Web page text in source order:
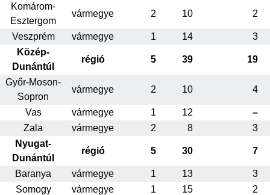
Komárom-
Esztergom
vármegye 2 10 2
Veszprém vármegye 1 14
3
Közép-
Dunántúl
régió 5 39 19
Győr-Moson-
Sopron
vármegye 2 10 4
Vas vármegye 1 12
–
Zala
vármegye 2 8
3
Nyugat-
Dunántúl
régió 5 30 7
Baranya vármegye 1 13
3
Somogy
vármegye 1 15
2